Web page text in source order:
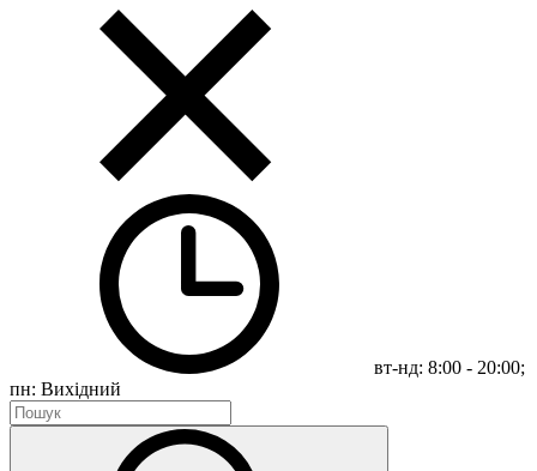
вт-нд: 8:00 - 20:00;
пн: Вихідний